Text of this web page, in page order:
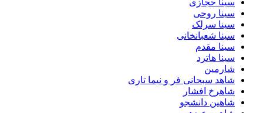
سینا حجازی
سینا روحی
سینا سرلک
سینا شعبانخانی
سینا مقدم
سینا هاترد
شارمین
شاهد سبحانی فر و نیما تاری
شاهرخ افشار
شاهین دانشجو